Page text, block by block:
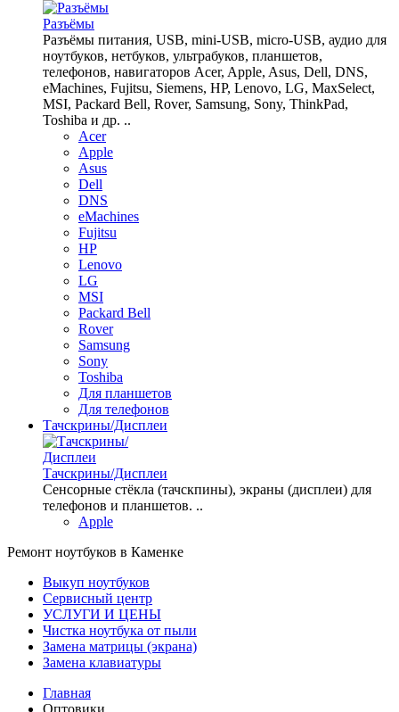
Разъёмы
Разъёмы питания, USB, mini-USB, micro-USB, аудио для
ноутбуков, нетбуков, ультрабуков, планшетов,
телефонов, навигаторов Acer, Apple, Asus, Dell, DNS,
eMachines, Fujitsu, Siemens, HP, Lenovo, LG, MaxSelect,
MSI, Packard Bell, Rover, Samsung, Sony, ThinkPad,
Toshiba и др. ..
Acer
Apple
Asus
Dell
DNS
eMachines
Fujitsu
HP
Lenovo
LG
MSI
Packard Bell
Rover
Samsung
Sony
Toshiba
Для планшетов
Для телефонов
Тачскрины/Дисплеи
Тачскрины/Дисплеи
Сенсорные стёкла (тачскпины), экраны (дисплеи) для
телефонов и планшетов. ..
Apple
Ремонт ноутбуков в Каменке
Выкуп ноутбуков
Сервисный центр
УСЛУГИ И ЦЕНЫ
Чистка ноутбука от пыли
Замена матрицы (экрана)
Замена клавиатуры
Главная
Оптовики